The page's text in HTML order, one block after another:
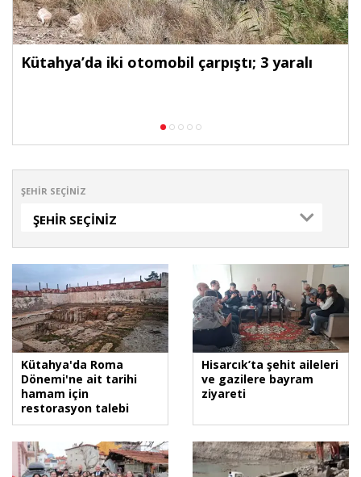
Kütahya’da iki otomobil çarpıştı; 3 yaralı
ŞEHIR SEÇINIZ
ŞEHIR SEÇINIZ
Kütahya'da Roma
Dönemi'ne ait tarihi
hamam için
restorasyon talebi
Hisarcık’ta şehit aileleri
ve gazilere bayram
ziyareti